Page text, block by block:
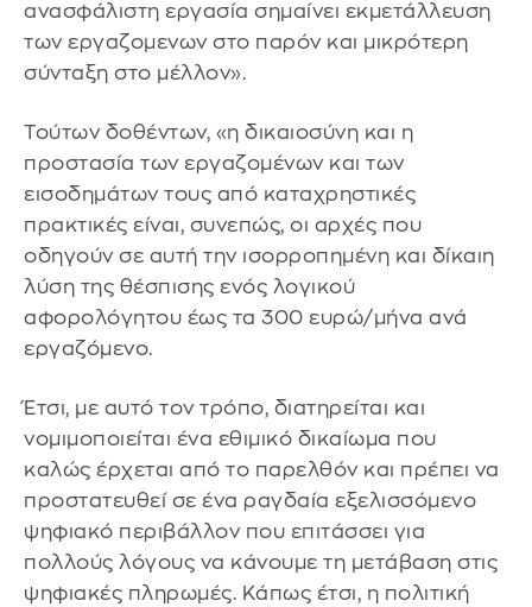
ανασφάλιστη εργασία σημαίνει εκμετάλλευση
των εργαζομενων στο παρόν και μικρότερη
σύνταξη στο μέλλον».
Τούτων δοθέντων, «η δικαιοσύνη και η
προστασία των εργαζομένων και των
εισοδημάτων τους από καταχρηστικές
πρακτικές είναι, συνεπώς, οι αρχές που
οδηγούν σε αυτή την ισορροπημένη και δίκαιη
λύση της θέσπισης ενός λογικού
αφορολόγητου έως τα 300 ευρώ/μήνα ανά
εργαζόμενο.
Έτσι, με αυτό τον τρόπο, διατηρείται και
νομιμοποιείται ένα εθιμικό δικαίωμα που
καλώς έρχεται από το παρελθόν και πρέπει να
προστατευθεί σε ένα ραγδαία εξελισσόμενο
ψηφιακό περιβάλλον που επιτάσσει για
πολλούς λόγους να κάνουμε τη μετάβαση στις
ψηφιακές πληρωμές. Κάπως έτσι, η πολιτική